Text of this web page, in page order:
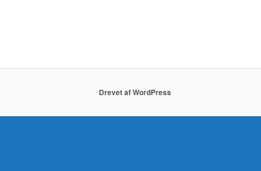
Drevet af WordPress